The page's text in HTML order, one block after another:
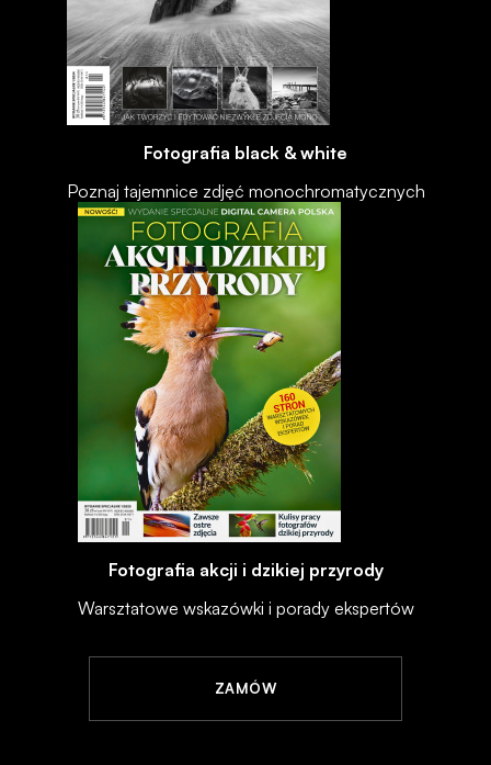
Fotografia black & white
Poznaj tajemnice zdjęć monochromatycznych
Fotografia akcji i dzikiej przyrody
Warsztatowe wskazówki i porady ekspertów
ZAMÓW